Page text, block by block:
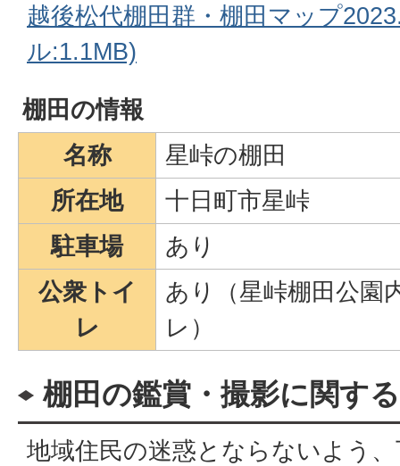
越後松代棚田群・棚田マップ
ル:1.1MB)
棚田の情報
名称
星峠の棚田
所在地
十日町市星峠
駐車場
あり
公衆トイ
レ
あり（星峠棚田公園
レ）
棚田の鑑賞・撮影に関す
地域住民の迷惑とならないよう